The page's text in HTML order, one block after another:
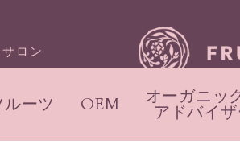
ロン
ーツ OEM オーガニッ
アドバイ